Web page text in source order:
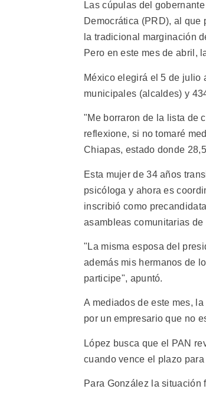
Las cúpulas del
Democrática (PRD), al que
la tradicional marginación
Pero en este mes de abril,
México elegirá el 5 de julio
municipales (alcaldes) y
"Me borraron de la lista de
reflexione, si no tomaré
Chiapas, estado donde
Esta mujer de 34 años
psicóloga y ahora es
inscribió como
asambleas comunitarias
"La misma esposa del
además mis hermanos de
participe", apuntó.
A mediados de este mes,
por un empresario que no
López busca que el PAN
cuando vence el plazo
Para González la situación